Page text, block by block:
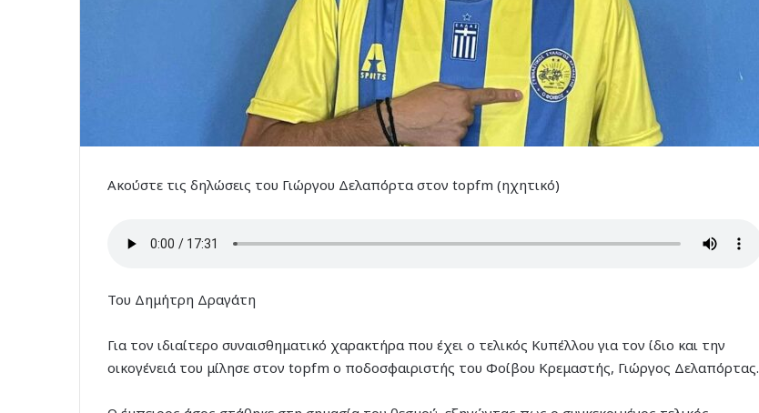
Ακούστε τις δηλώσεις του Γιώργου Δελαπόρτα στον topfm (ηχητικό)
Του Δημήτρη Δραγάτη
Για τον ιδιαίτερο συναισθηματικό χαρακτήρα που έχει ο τελικός Κυπέλλου για τον ίδιο και την
οικογένειά του μίλησε στον topfm ο ποδοσφαιριστής του Φοίβου Κρεμαστής, Γιώργος Δελαπόρτας.